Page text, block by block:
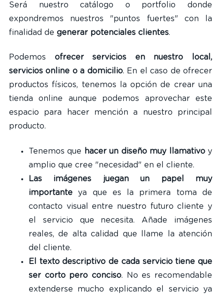
Será nuestro catálogo o portfolio donde
expondremos nuestros "puntos fuertes" con la
finalidad de generar potenciales clientes.
Podemos ofrecer servicios en nuestro local,
servicios online o a domicilio. En el caso de ofrecer
productos físicos, tenemos la opción de crear una
tienda online aunque podemos aprovechar este
espacio para hacer mención a nuestro principal
producto.
Tenemos que hacer un diseño muy llamativoy
amplio que cree "necesidad" en el cliente.
Las imágenes juegan un papel muy
importante ya que es la primera toma de
contacto visual entre nuestro futuro cliente y
el servicio que necesita. Añade imágenes
reales, de alta calidad que llame la atención
del cliente.
El texto descriptivo de cada servicio tiene que
ser corto pero conciso. No es recomendable
extenderse mucho explicando el servicio ya